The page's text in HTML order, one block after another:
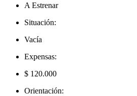
A Estrenar
Situación:
Vacía
Expensas:
$ 120.000
Orientación: